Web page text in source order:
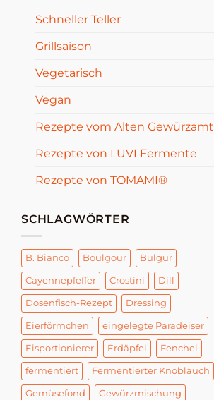
Schneller Teller
Grillsaison
Vegetarisch
Vegan
Rezepte vom Alten Gewürzamt
Rezepte von LUVI Fermente
Rezepte von TOMAMI®
SCHLAGWÖRTER
B. Bianco Boulgour Bulgur
Cayennepfeffer Crostini Dill
Dosenfisch-Rezept Dressing
Eierförmchen eingelegte Paradeiser
Eisportionierer Erdäpfel Fenchel
fermentiert Fermentierter Knoblauch
Gemüsefond Gewürzmischung